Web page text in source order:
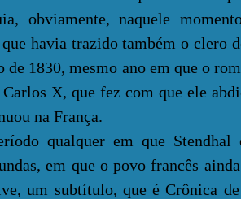
obviamente, naquele
havia trazido também o clero
1830, mesmo ano em que o
X, que fez com que ele
na França.
qualquer em que Stendhal
em que o povo francês
um subtítulo, que é Crônica